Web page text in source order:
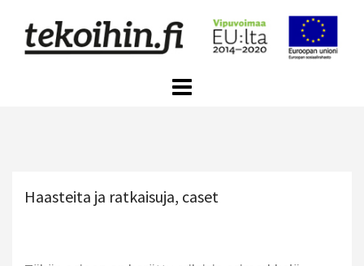
content
Haasteita ja ratkaisuja, caset